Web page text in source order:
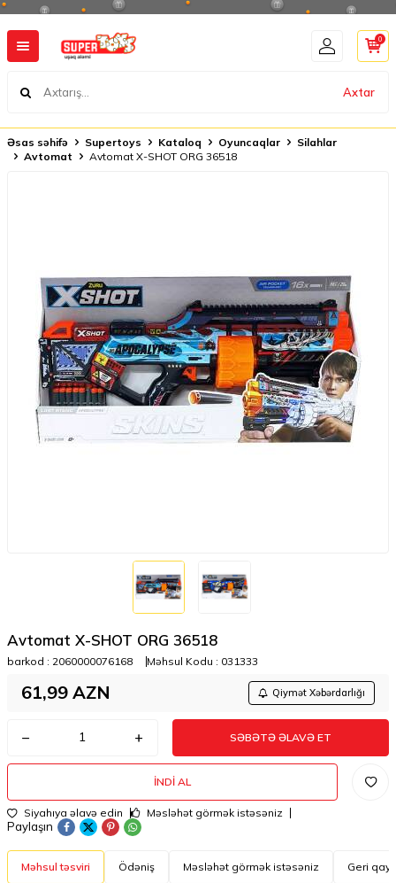
Axtar
0
Əsas səhifə Supertoys Kataloq Oyuncaqlar
Silahlar
Avtomat
Avtomat X-SHOT ORG 36518
Avtomat X-SHOT ORG 36518
barkod : 2060000076168 Məhsul Kodu : 031333
61,99 AZN Qiymət Xəbərdarlığı
SƏBƏTƏ ƏLAVƏ ET
İNDI AL
Siyahıya əlavə edin Məsləhət görmək istəsəniz
Paylaşın
Məhsul təsviri Ödəniş Məsləhət görmək istəsəniz Geri